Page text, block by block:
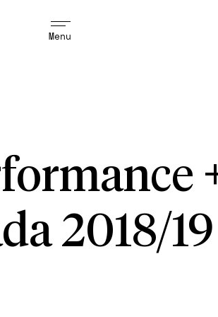
Menu
2018/19